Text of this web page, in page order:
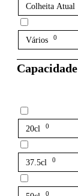
Colheita Atual
Vários 0
Capacidade
20cl 0
37.5cl 0
0